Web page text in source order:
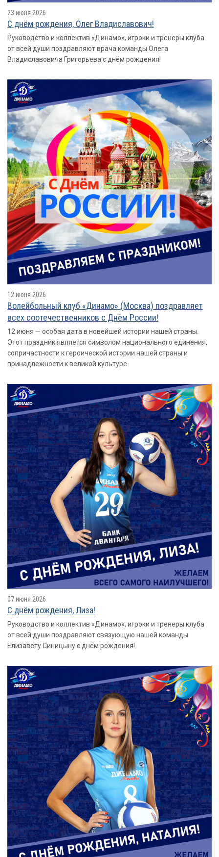
23 июня 2026
С днём рождения, Олег Владиславович!
Руководство и коллектив «Динамо», игроки и тренеры клуба
от всей души поздравляют врача команды Олега
Владиславовича Григорьева с днём рождения!
12 июня 2026
Волейбольный клуб «Динамо» (Москва) поздравляет
всех соотечественников с Днём России!
12 июня — особая дата в новейшей истории нашей страны.
Этот праздник является символом национального единения,
сопричастности к героической истории нашей страны и
принадлежности к великой культуре.
07 июня 2026
С днём рождения, Лиза!
Руководство и коллектив «Динамо», игроки и тренеры клуба
от всей души поздравляют связующую нашей команды
Елизавету Синицыну с днём рождения!